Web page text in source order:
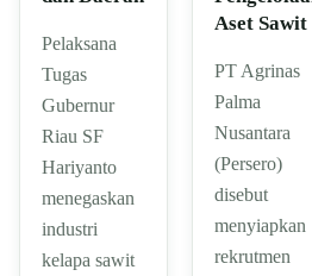
Pelaksana
Tugas
Gubernur
Riau SF
Hariyanto
menegaskan
industri
kelapa sawit
Aset Sawit
PT Agrinas
Palma
Nusantara
(Persero)
disebut
menyiapkan
rekrutmen